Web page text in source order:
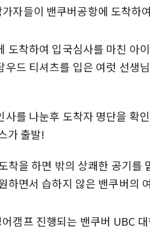
도착하여 입국심사를 마친 아
우드 티셔츠를 입은 여럿 선생
사를 나눈후 도착자 명단을 확
가 출발!
착을 하면 밖의 상쾌한 공기를
하면서 습하지 않은 밴쿠버의